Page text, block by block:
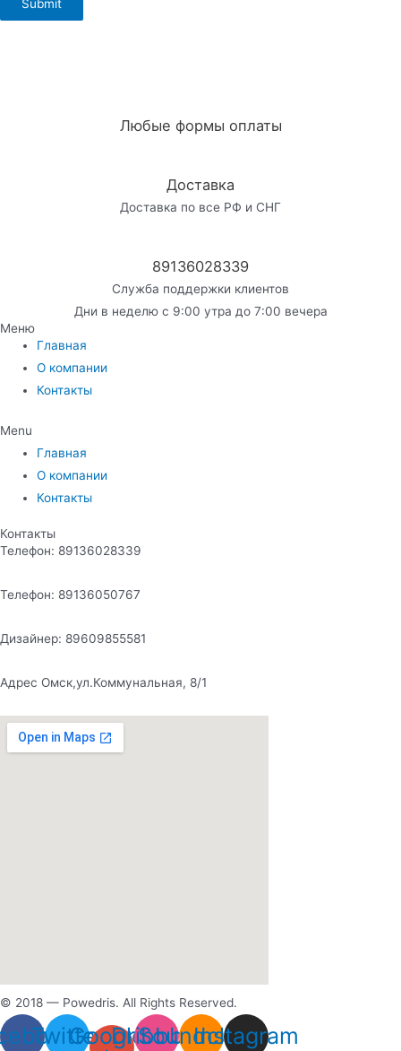
Любые формы оплаты
Доставка
Доставка по все РФ и СНГ
89136028339
Служба поддержки клиентов
Дни в неделю с 9:00 утра до 7:00 вечера
Меню
Главная
О компании
Контакты
Menu
Главная
О компании
Контакты
Контакты
Телефон: 89136028339
Телефон: 89136050767
Дизайнер: 89609855581
Адрес Омск,ул.Коммунальная, 8/1
© 2018 — Powedris. All Rights Reserved.
TwitterGoogle-Dribbble
Soundcloud
Instagram